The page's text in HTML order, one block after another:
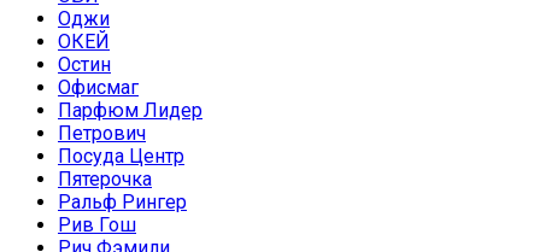
Оджи
ОКЕЙ
Остин
Офисмаг
Парфюм Лидер
Петрович
Посуда Центр
Пятерочка
Ральф Рингер
Рив Гош